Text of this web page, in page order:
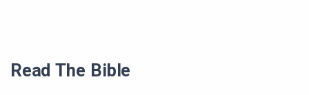
Read The Bible